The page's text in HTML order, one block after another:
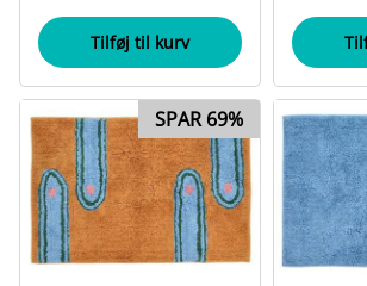
Tilføj til kurv
SPAR 69%